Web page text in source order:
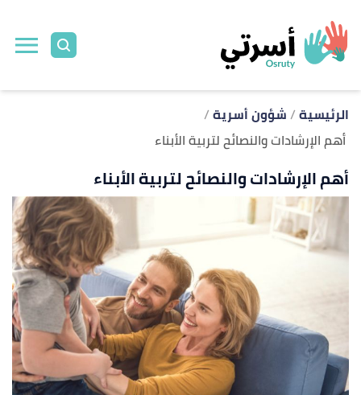
الرئيسية شؤون أسرية
أهم الإرشادات والنصائح لتربية الأبناء
أهم الإرشادات والنصائح لتربية الأبناء